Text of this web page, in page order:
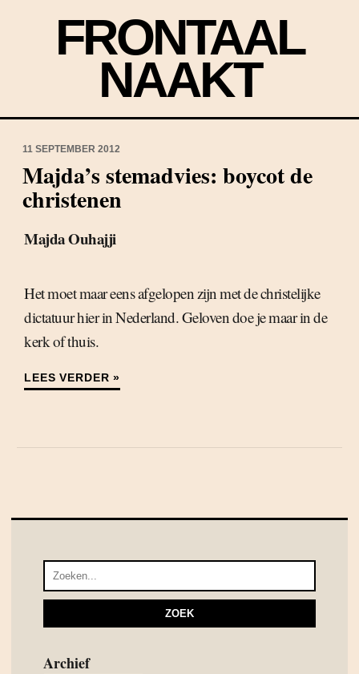
FRONTAAL
NAAKT
11 SEPTEMBER 2012
Majda’s stemadvies: boycot de
christenen
Majda Ouhajji
Het moet maar eens afgelopen zijn met de christelijke
dictatuur hier in Nederland. Geloven doe je maar in de
kerk of thuis.
LEES VERDER »
Archief